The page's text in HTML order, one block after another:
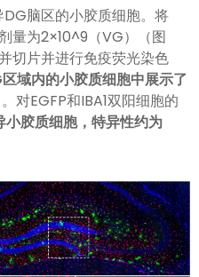
DG脑区的小胶质细胞。将
量为2×10^9（VG）（图
切片并进行免疫荧光染色
域内的小胶质细胞中展示了
对EGFP和IBA1双阳细胞的
小胶质细胞，特异性约为